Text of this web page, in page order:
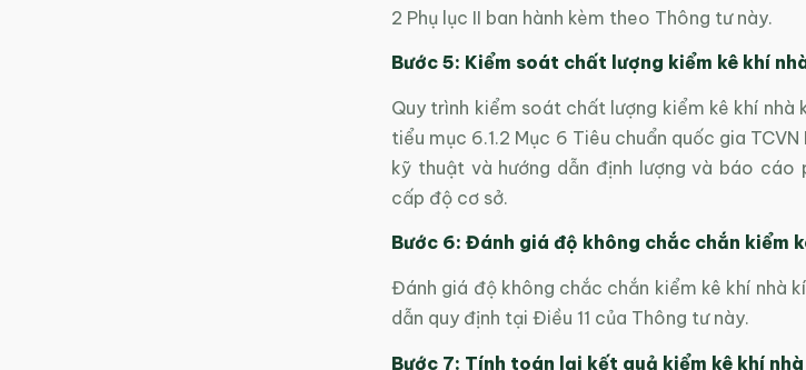
2 Phụ lục II ban hành kèm theo Thông tư này.
Bước 5: Kiểm soát chất lượng kiểm kê khí
Quy trình kiểm soát chất lượng kiểm kê khí
tiểu mục 6.1.2 Mục 6 Tiêu chuẩn quốc gia TCVN
kỹ thuật và hướng dẫn định lượng và báo
cấp độ cơ sở.
Bước 6: Đánh giá độ không chắc chắn kiểm
Đánh giá độ không chắc chắn kiểm kê khí nhà
dẫn quy định tại Điều 11 của Thông tư này.
Bước 7: Tính toán lại kết quả kiểm kê khí